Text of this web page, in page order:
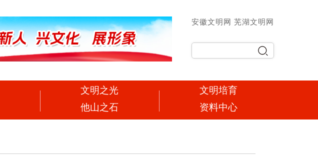
安徽文明网 芜湖文明网
文明之光
他山之石
文明培育
资料中心